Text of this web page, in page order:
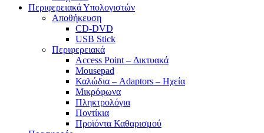
Περιφερειακά Υπολογιστών
Αποθήκευση
CD-DVD
USB Stick
Περιφερειακά
Access Point – Δικτυακά
Mousepad
Καλώδια – Adaptors – Ηχεία
Μικρόφωνα
Πληκτρολόγια
Ποντίκια
Προϊόντα Καθαρισμού